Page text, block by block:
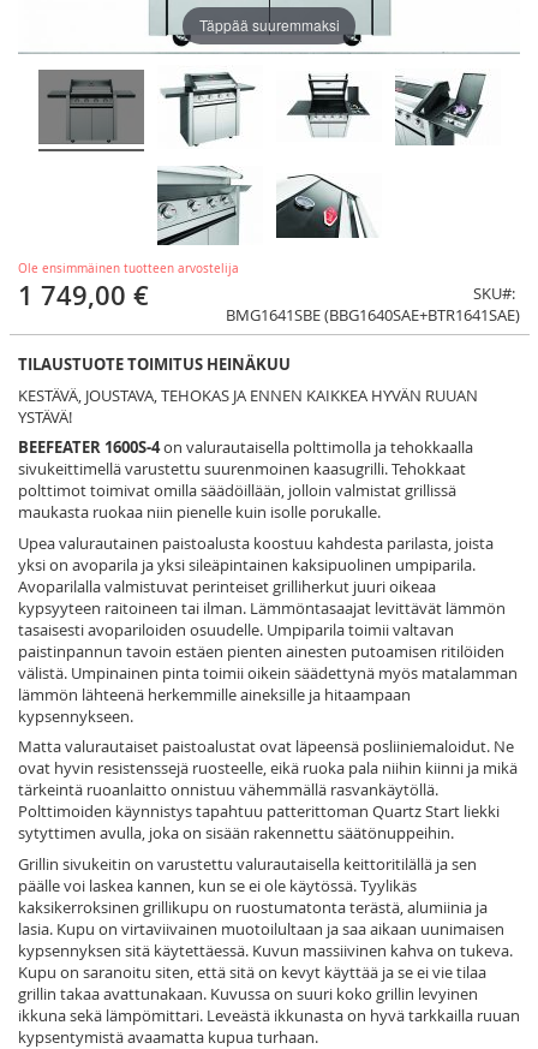
Ole ensimmäinen tuotteen arvostelija
1 749,00 €
SKU
BMG1641SBE (BBG1640SAE+BTR1641SAE)
TILAUSTUOTE TOIMITUS HEINÄKUU
KESTÄVÄ, JOUSTAVA, TEHOKAS JA ENNEN KAIKKEA HYVÄN RUUAN
YSTÄVÄ!
BEEFEATER 1600S-4on valurautaisella polttimolla ja tehokkaalla
sivukeittimellä varustettu suurenmoinen kaasugrilli. Tehokkaat
polttimot toimivat omilla säädöillään, jolloin valmistat grillissä
maukasta ruokaa niin pienelle kuin isolle porukalle.
Upea valurautainen paistoalusta koostuu kahdesta parilasta, joista
yksi on avoparila ja yksi sileäpintainen kaksipuolinen umpiparila.
Avoparilalla valmistuvat perinteiset grilliherkut juuri oikeaa
kypsyyteen raitoineen tai ilman. Lämmöntasaajat levittävät lämmön
tasaisesti avopariloiden osuudelle. Umpiparila toimii valtavan
paistinpannun tavoin estäen pienten ainesten putoamisen ritilöiden
välistä. Umpinainen pinta toimii oikein säädettynä myös matalamman
lämmön lähteenä herkemmille aineksille ja hitaampaan
kypsennykseen.
Matta valurautaiset paistoalustat ovat läpeensä posliiniemaloidut. Ne
ovat hyvin resistenssejä ruosteelle, eikä ruoka pala niihin kiinni ja mikä
tärkeintä ruoanlaitto onnistuu vähemmällä rasvankäytöllä.
Polttimoiden käynnistys tapahtuu patterittoman Quartz Start liekki
sytyttimen avulla, joka on sisään rakennettu säätönuppeihin.
Grillin sivukeitin on varustettu valurautaisella keittoritilällä ja sen
päälle voi laskea kannen, kun se ei ole käytössä. Tyylikäs
kaksikerroksinen grillikupu on ruostumatonta terästä, alumiinia ja
lasia. Kupu on virtaviivainen muotoilultaan ja saa aikaan uunimaisen
kypsennyksen sitä käytettäessä. Kuvun massiivinen kahva on tukeva.
Kupu on saranoitu siten, että sitä on kevyt käyttää ja se ei vie tilaa
grillin takaa avattunakaan. Kuvussa on suuri koko grillin levyinen
ikkuna sekä lämpömittari. Leveästä ikkunasta on hyvä tarkkailla ruuan
kypsentymistä avaamatta kupua turhaan.
Täppää suuremmaksi